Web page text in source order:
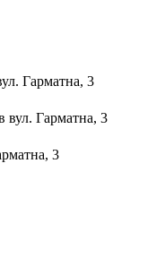
Гарматна, 3
вул. Гарматна, 3
3